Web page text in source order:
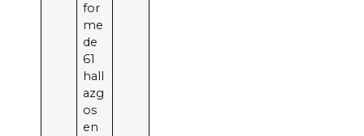
for
me
de
61
hall
azg
os
en